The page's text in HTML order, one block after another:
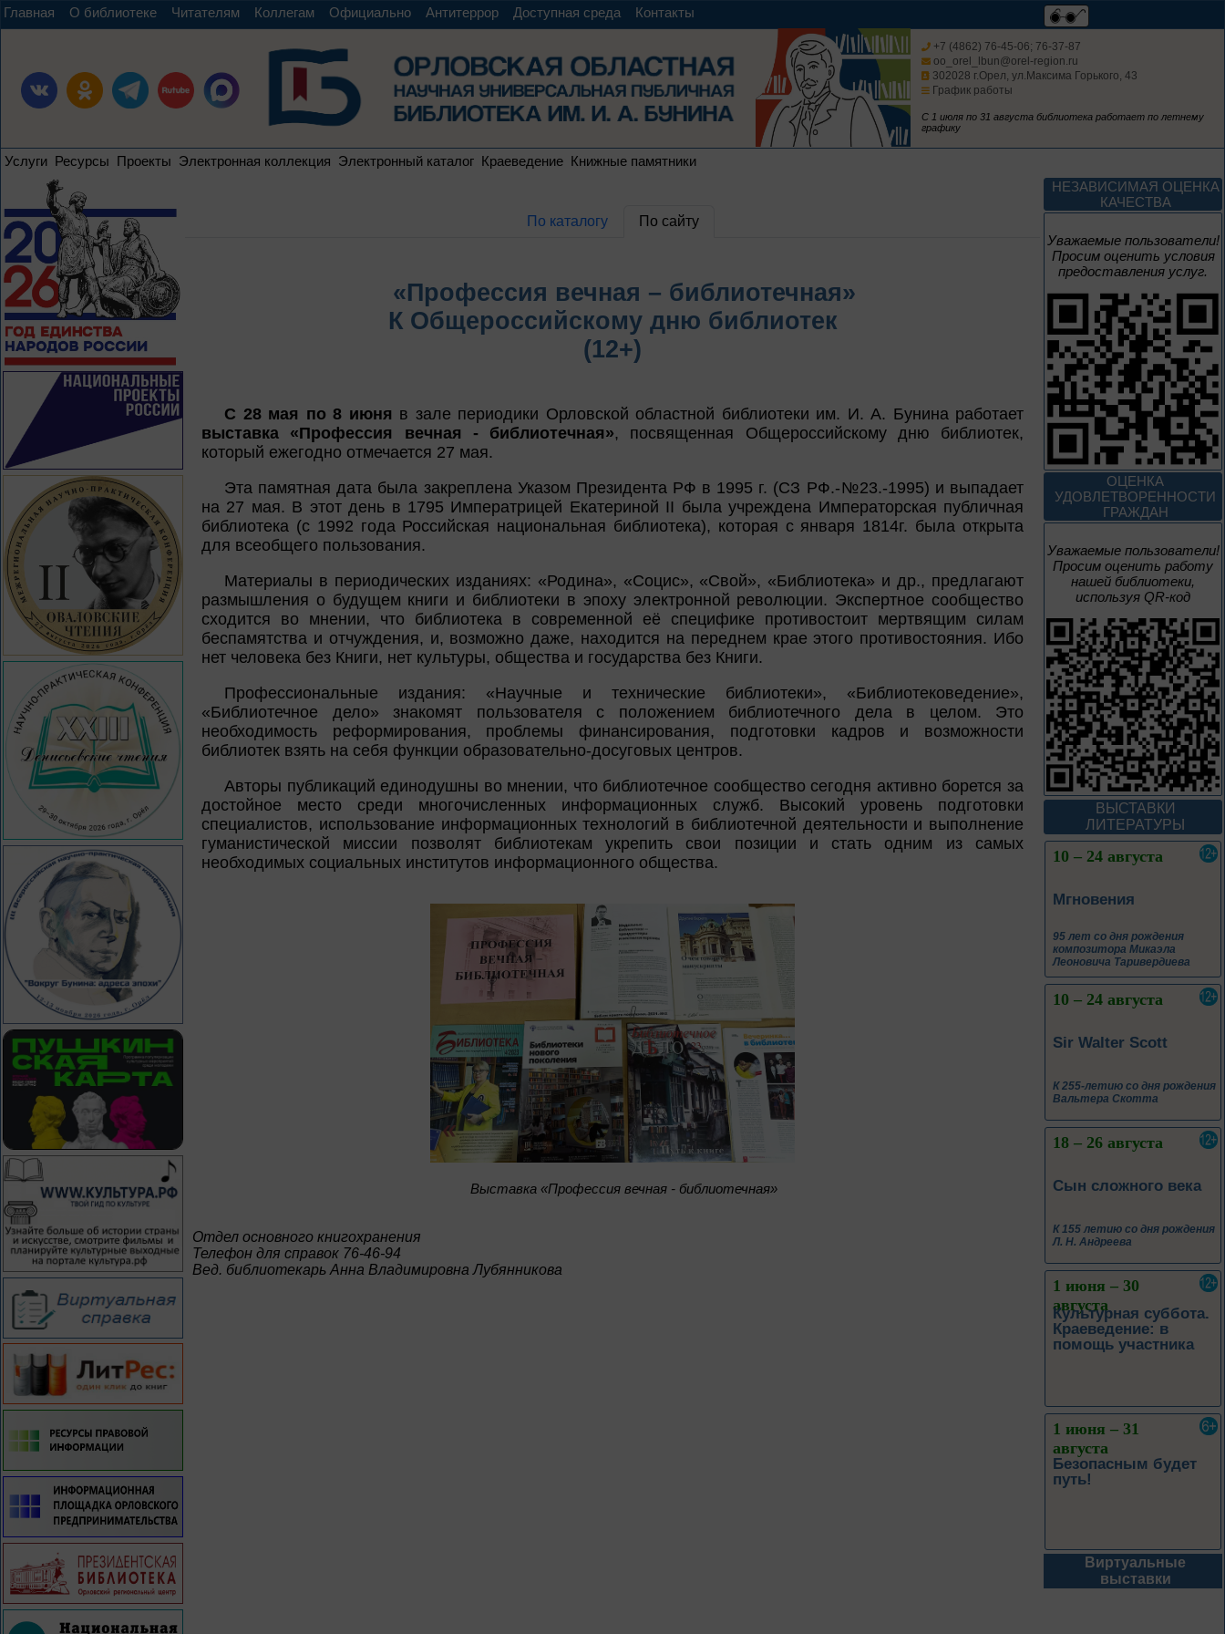
Главная О библиотеке Читателям Коллегам Официально Антитеррор Доступная среда Контакты
+7 (4862) 76-45-06; 76-37-87
oo_orel_lbun@orel-region.ru
302028 г.Орел, ул.Максима Горького, 43
График работы
С 1 июля по 31 августа библиотека работает по летнему
графику
Услуги Ресурсы Проекты Электронная коллекция Электронный каталог Краеведение Книжные памятники
По каталогу По сайту
«Профессия вечная – библиотечная»
К Общероссийскому дню библиотек
(12+)
С 28 мая по 8 июня в зале периодики Орловской областной библиотеки им. И. А. Бунина работает
выставка «Профессия вечная - библиотечная», посвященная Общероссийскому дню библиотек,
который ежегодно отмечается 27 мая.
Эта памятная дата была закреплена Указом Президента РФ в 1995 г. (СЗ РФ.-№23.-1995) и выпадает
на 27 мая. В этот день в 1795 Императрицей Екатериной II была учреждена Императорская публичная
библиотека (с 1992 года Российская национальная библиотека), которая с января 1814г. была открыта
для всеобщего пользования.
Материалы в периодических изданиях: «Родина», «Социс», «Свой», «Библиотека» и др., предлагают
размышления о будущем книги и библиотеки в эпоху электронной революции. Экспертное сообщество
сходится во мнении, что библиотека в современной её специфике противостоит мертвящим силам
беспамятства и отчуждения, и, возможно даже, находится на переднем крае этого противостояния. Ибо
нет человека без Книги, нет культуры, общества и государства без Книги.
Профессиональные издания: «Научные и технические библиотеки», «Библиотековедение»,
«Библиотечное дело» знакомят пользователя с положением библиотечного дела в целом. Это
необходимость реформирования, проблемы финансирования, подготовки кадров и возможности
библиотек взять на себя функции образовательно-досуговых центров.
Авторы публикаций единодушны во мнении, что библиотечное сообщество сегодня активно борется за
достойное место среди многочисленных информационных служб. Высокий уровень подготовки
специалистов, использование информационных технологий в библиотечной деятельности и выполнение
гуманистической миссии позволят библиотекам укрепить свои позиции и стать одним из самых
необходимых социальных институтов информационного общества.
Bыставка «Профессия вечная - библиотечная»
Отдел основного книгохранения
Телефон для справок 76-46-94
Вед. библиотекарь Анна Владимировна Лубянникова
НЕЗАВИСИМАЯ ОЦЕНКА
КАЧЕСТВА
Уважаемые пользователи!
Просим оценить условия
предоставления услуг.
ОЦЕНКА
УДОВЛЕТВОРЕННОСТИ
ГРАЖДАН
Уважаемые пользователи!
Просим оценить работу
нашей библиотеки,
используя QR-код
ВЫСТАВКИ
ЛИТЕРАТУРЫ
Россия: приглашение
в путешествие
Мастера кисти:
галерея талантов
Цикл выставок литературы
До конца года
Творец и муза
Цикл выставок литературы
4 – 14 августа
В борьбе против
нацизма мы были
Великая Победа народов
многонациональной страны
3 – 17 августа
К 170-летию со дня рождения
живописца
А. М. Васнецова
2 июня – 20
августа
Человек и природа
10 – 24 августа
Мгновения
95 лет со дня рождения
композитора Микаэла
Леоновича Таривердиева
10 – 24 августа
Sir Walter Scott
К 255-летию со дня рождения
Вальтера Скотта
18 – 26 августа
Сын сложного века
К 155 летию со дня рождения
Л. Н. Андреева
1 июня – 30
августа
Культурная суббота.
Краеведение: в
помощь участника
1 июня – 31
августа
Безопасным будет
путь!
1 – 31 августа
Виртуальные
выставки